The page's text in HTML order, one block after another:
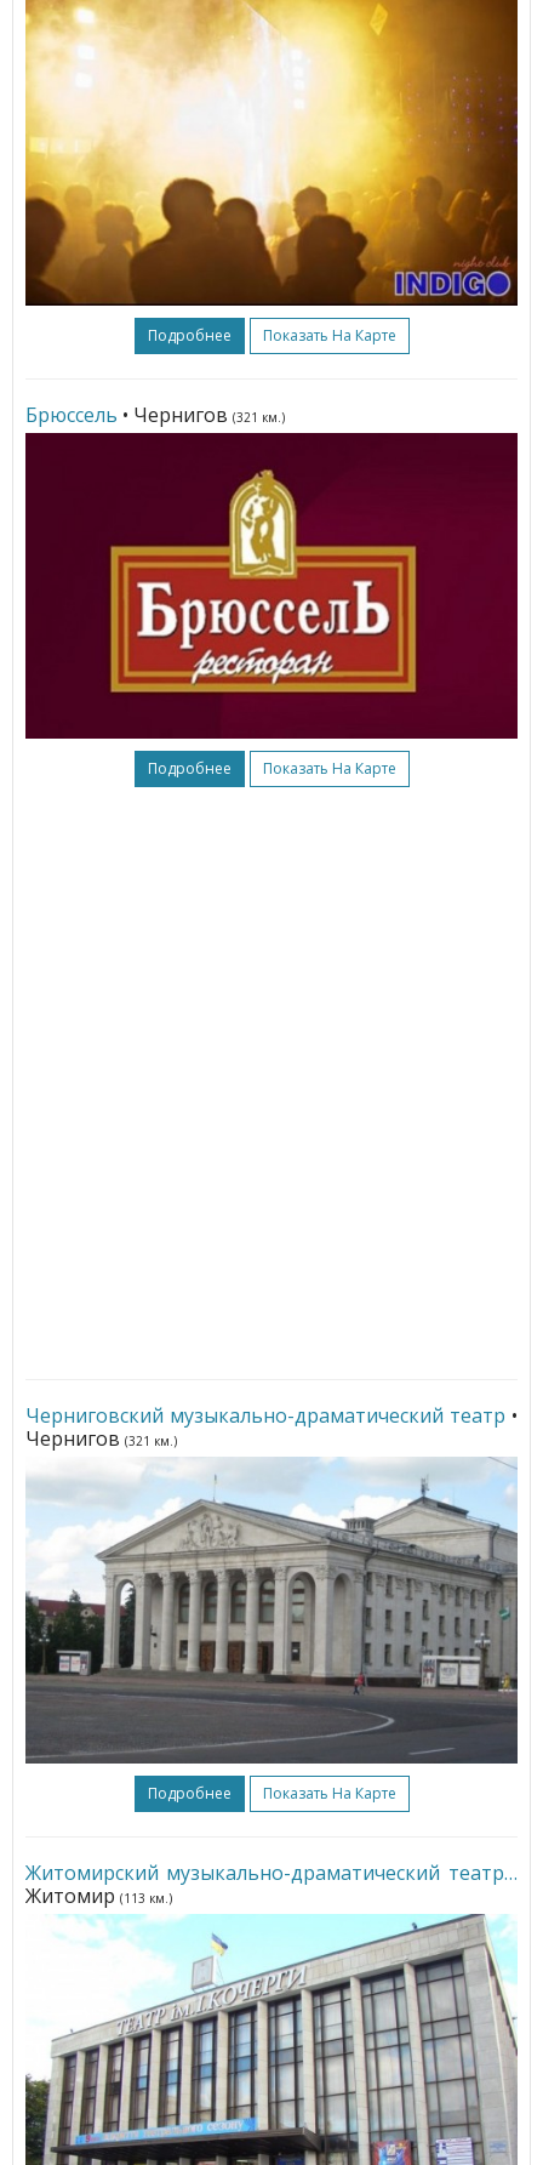
Подробнее Показать На Карте
Брюссель • Чернигов (321 км.)
Подробнее Показать На Карте
Черниговский музыкально-драматический театр •
Чернигов (321 км.)
Подробнее Показать На Карте
Житомирский музыкально-драматический театр•
Житомир (113 км.)